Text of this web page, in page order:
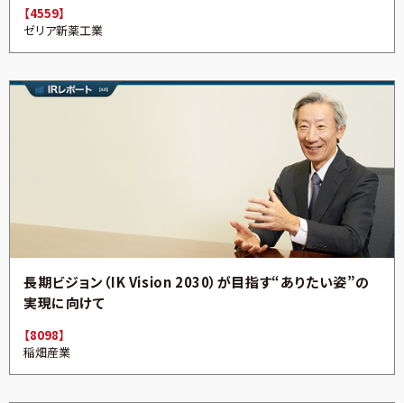
【4559】
ゼリア新薬工業
長期ビジョン（IK Vision 2030）が目指す“ありたい姿”の
実現に向けて
【8098】
稲畑産業